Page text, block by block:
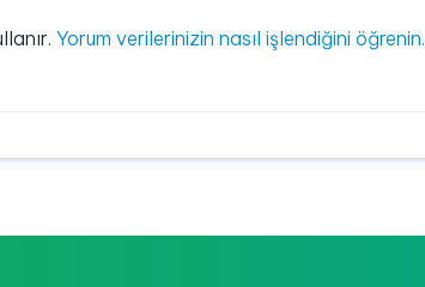
Yorum verilerinizin nasıl işlendiğini öğrenin.